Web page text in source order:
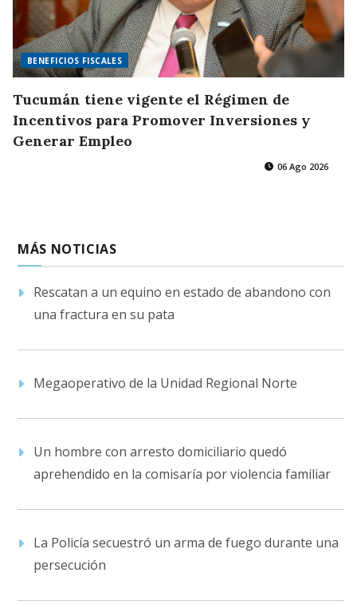
BENEFICIOS FISCALES
Tucumán tiene vigente el Régimen de
Incentivos para Promover Inversiones y
Generar Empleo
06 Ago 2026
MÁS NOTICIAS
Rescatan a un equino en estado de abandono con
una fractura en su pata
Megaoperativo de la Unidad Regional Norte
Un hombre con arresto domiciliario quedó
aprehendido en la comisaría por violencia familiar
La Policía secuestró un arma de fuego durante una
persecución